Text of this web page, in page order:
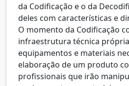
da Codificação e o da
deles com características e
O momento da Codificação
infraestrutura técnica
equipamentos e materiais
elaboração de um produto
profissionais que irão